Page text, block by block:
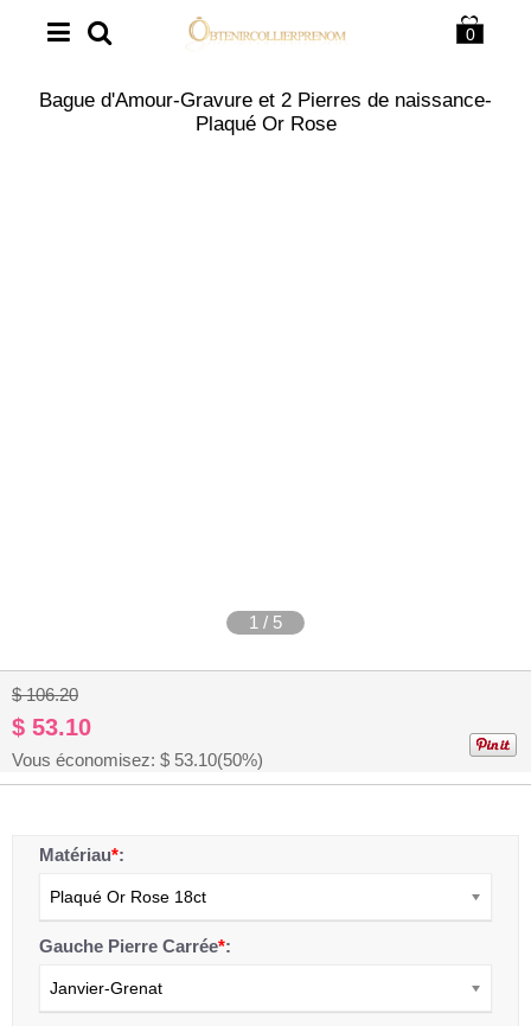
0
Bague d'Amour-Gravure et 2 Pierres de naissance-
Plaqué Or Rose
1 / 5
$ 106.20
$ 53.10
Vous économisez: $ 53.10(50%)
Matériau*:
Plaqué Or Rose 18ct
Gauche Pierre Carrée*:
Janvier-Grenat